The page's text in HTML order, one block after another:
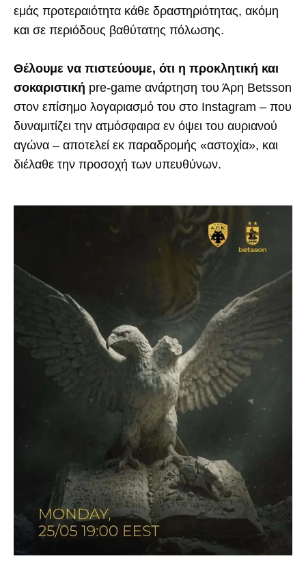
εμάς προτεραιότητα κάθε δραστηριότητας, ακόμη
και σε περιόδους βαθύτατης πόλωσης.
Θέλουμε να πιστεύουμε, ότι η προκλητική και
σοκαριστική pre-game ανάρτηση του Άρη Βetsson
στον επίσημο λογαριασμό του στο Instagram – που
δυναμιτίζει την ατμόσφαιρα εν όψει του αυριανού
αγώνα – αποτελεί εκ παραδρομής «αστοχία», και
διέλαθε την προσοχή των υπευθύνων.